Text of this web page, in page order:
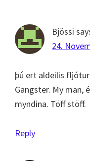
Bjössi
24.
þú ert aldeilis
Gangster. My man,
myndina. Töff stöff.
Reply